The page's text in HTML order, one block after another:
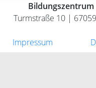
Bildungszentrum
Turmstraße 10 |
Impressum